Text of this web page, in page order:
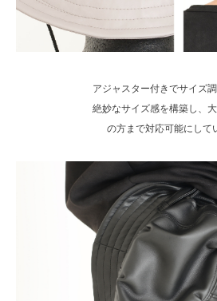
アジャスター付きでサイズ調
絶妙なサイズ感を構築し、
の方まで対応可能にして